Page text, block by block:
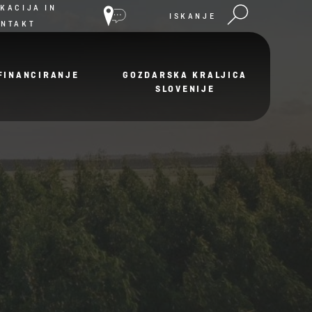
IN
ISKANJE
GOZDARSKA KRALJICA
SLOVENIJE